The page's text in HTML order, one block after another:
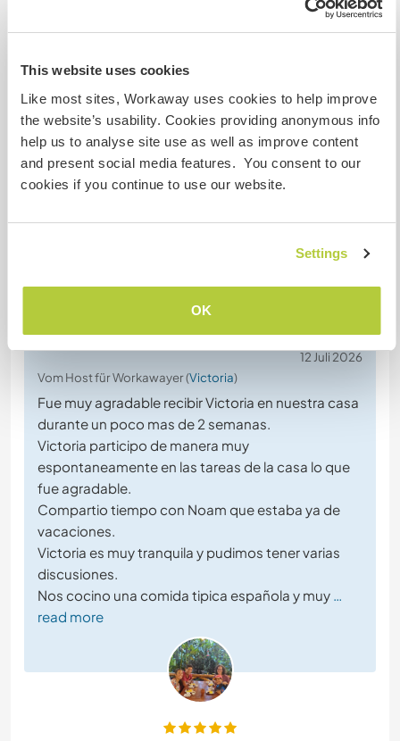
This website uses cookies
Like most sites, Workaway uses cookies to help improve
the website’s usability. Cookies providing anonymous info
help us to analyse site use as well as improve content
and present social media features. You consent to our
cookies if you continue to use our website.
Settings
OK
Chatte mit Workawayern, die diesen
Gastgeber besucht haben
+2
12 Juli 2026
Vom Host für Workawayer (Victoria)
Fue muy agradable recibir Victoria en nuestra casa
durante un poco mas de 2 semanas.
Victoria participo de manera muy
espontaneamente en las tareas de la casa lo que
fue agradable.
Compartio tiempo con Noam que estaba ya de
vacaciones.
Victoria es muy tranquila y pudimos tener varias
discusiones.
Nos cocino una comida tipica española y muy …
read more